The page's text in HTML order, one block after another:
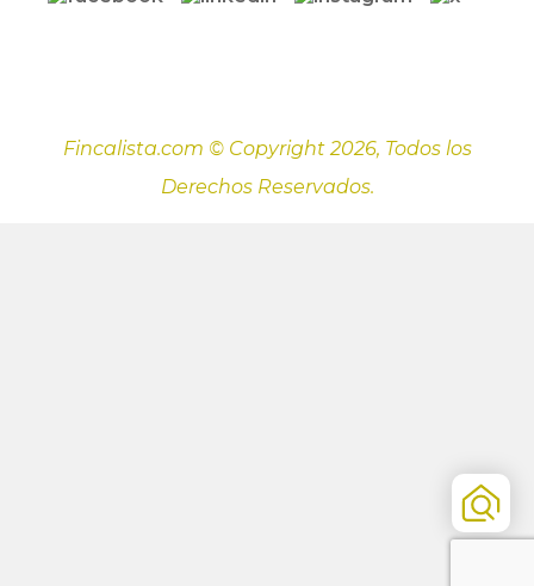
Fincalista.com © Copyright 2026, Todos los
Derechos Reservados.